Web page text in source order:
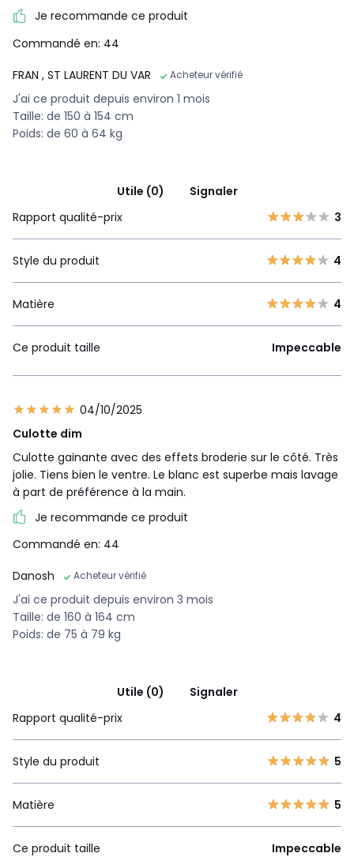
Je recommande ce produit
Commandé en: 44
FRAN , ST LAURENT DU VAR Acheteur vérifié
J'ai ce produit depuis environ 1 mois
Taille: de 150 à 154 cm
Poids: de 60 à 64 kg
Utile (0)
Signaler
Rapport qualité-prix
3
Style du produit 4
Matière 4
Ce produit taille Impeccable
04/10/2025
Culotte dim
Culotte gainante avec des effets broderie sur le côté. Très
jolie. Tiens bien le ventre. Le blanc est superbe mais lavage
à part de préférence à la main.
Je recommande ce produit
Commandé en: 44
Danosh
Acheteur vérifié
J'ai ce produit depuis environ 3 mois
Taille: de 160 à 164 cm
Poids: de 75 à 79 kg
Utile (0)
Signaler
Rapport qualité-prix
4
Style du produit 5
Matière 5
Ce produit taille Impeccable